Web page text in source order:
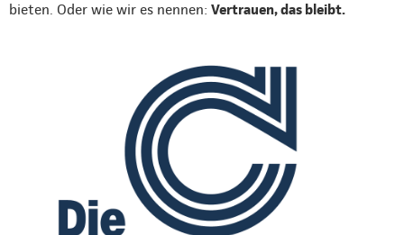
bieten. Oder wie wir es nennen: Vertrauen, das bleibt.